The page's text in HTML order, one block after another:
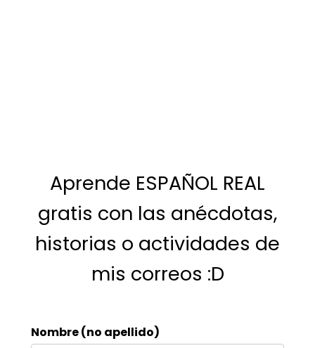
Aprende ESPAÑOL REAL
gratis con las anécdotas,
historias o actividades de
mis correos :D
Nombre (no apellido)